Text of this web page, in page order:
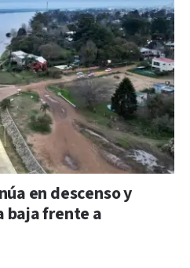
en descenso y
baja frente a